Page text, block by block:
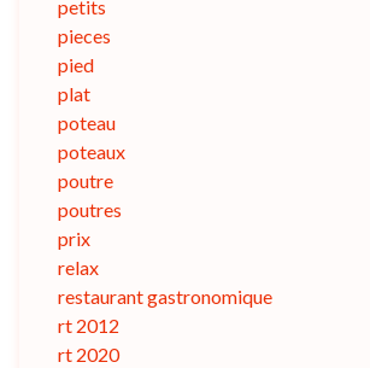
petits
pieces
pied
plat
poteau
poteaux
poutre
poutres
prix
relax
restaurant gastronomique
rt 2012
rt 2020